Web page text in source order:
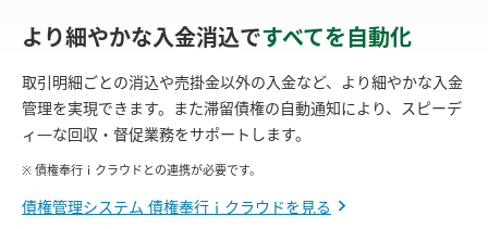
より細やかな入金消込ですべてを自動化
取引明細ごとの消込や売掛金以外の入金など、より細やかな入金
管理を実現できます。また滞留債権の自動通知により、スピーデ
ィ―な回収・督促業務をサポートします。
※ 債権奉行ｉクラウドとの連携が必要です。
債権管理システム 債権奉行ｉクラウドを見る